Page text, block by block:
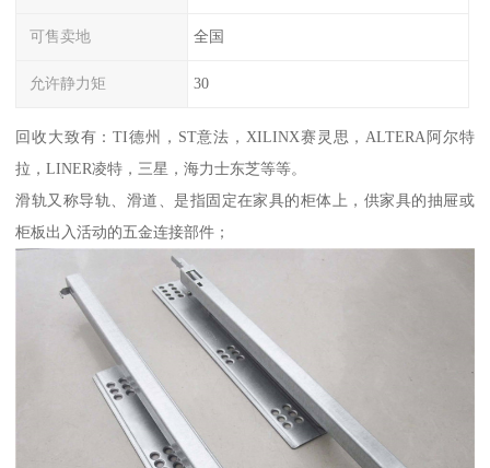
可售卖地 全国
允许静力矩 30
回收大致有：TI德州，ST意法，XILINX赛灵思，ALTERA阿尔特
拉，LINER凌特，三星，海力士东芝等等。
滑轨又称导轨、滑道、是指固定在家具的柜体上，供家具的抽屉或
柜板出入活动的五金连接部件；